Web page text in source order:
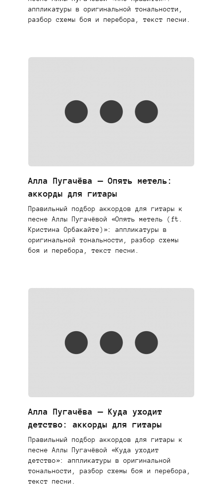
аппликатуры в оригинальной тональности,
разбор схемы боя и перебора, текст песни.
Алла Пугачёва — Опять метель:
аккорды для гитары
Правильный подбор аккордов для гитары к
песне Аллы Пугачёвой «Опять метель (ft.
Кристина Орбакайте)»: аппликатуры в
оригинальной тональности, разбор схемы
боя и перебора, текст песни.
Алла Пугачёва — Куда уходит
детство: аккорды для гитары
Правильный подбор аккордов для гитары к
песне Аллы Пугачёвой «Куда уходит
детство»: аппликатуры в оригинальной
тональности, разбор схемы боя и перебора,
текст песни.